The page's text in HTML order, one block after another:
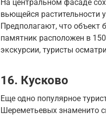
На центральном фасаде
вьющейся растительности
Предполагают, что объект
памятник расположен в
экскурсии, туристы
16. Кусково
Еще одно популярное
Шереметьевых знаменито